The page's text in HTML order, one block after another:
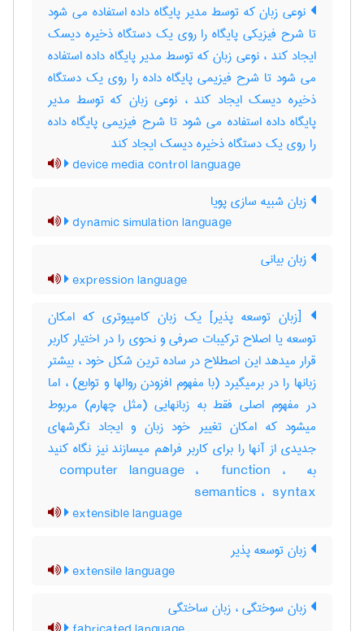
نوعی زبان که توسط مدیر پایگاه داده استفاده می شود
تا شرح فیزیکی پایگاه را روی یک دستگاه ذخیره دیسک
ایجاد کند ، نوعی زبان که توسط مدیر پایگاه داده استفاده
می شود تا شرح فیزیمی پایگاه داده را روی یک دستگاه
ذخیره دیسک ایجاد کند ، نوعی زبان که توسط مدیر
پایگاه داده استفاده می شود تا شرح فیزیمی پایگاه داده
را روی یک دستگاه ذخیره دیسک ایجاد کند
device media control language
زبان شبیه سازی پویا
dynamic simulation language
زبان بیانی
expression language
[زبان توسعه پذیر] یک زبان کامپیوتری که امکان
توسعه یا اصلاح ترکیبات صرفی و نحوی را در اختیار کاربر
قرار میدهد این اصطلاح در ساده ترین شکل خود ، بیشتر
زبانها را در برمیگیرد (با مفهوم افزودن روالها و توابع) ، اما
در مفهوم اصلی فقط به زبانهایی (مثل چهارم) مربوط
میشود که امکان تغییر خود زبان و ایجاد نگرشهای
جدیدی از آنها را برای کاربر فراهم میسازند نیز نگاه کنید
به ‎ computer language ، ‎ function ، ‎
semantics ، ‎ syntax
extensible language
زبان توسعه پذیر
extensile language
زبان سوختگی ، زبان ساختگی